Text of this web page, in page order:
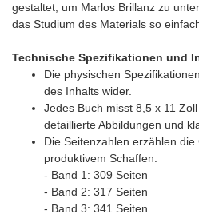
gestaltet, um Marlos Brillanz zu
das Studium des Materials so
Technische Spezifikationen und
Die physischen
des Inhalts wider.
Jedes Buch misst 8,5 x 11
detaillierte Abbildungen und
Die Seitenzahlen erzählen
produktivem Schaffen:
- Band 1: 309 Seiten
- Band 2: 317 Seiten
- Band 3: 341 Seiten